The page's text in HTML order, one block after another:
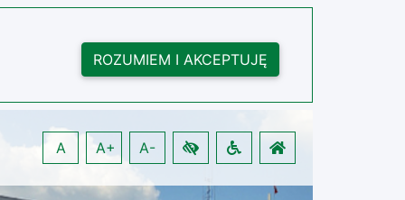
ROZUMIEM I AKCEPTUJĘ
A A+ A-